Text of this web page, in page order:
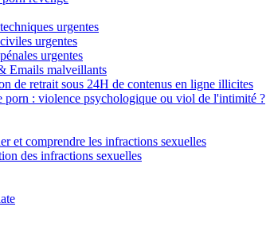
urgentes
urgentes
urgentes
Emails malveillants
de retrait sous 24H de contenus en ligne illicites
porn : violence psychologique ou viol de l'intimité ?
et comprendre les infractions sexuelles
des infractions sexuelles